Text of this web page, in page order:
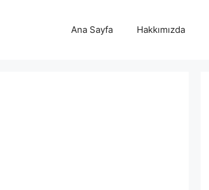
Ana Sayfa Hakkımızda